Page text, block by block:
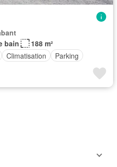
bain
188 m²
Climatisation Parking